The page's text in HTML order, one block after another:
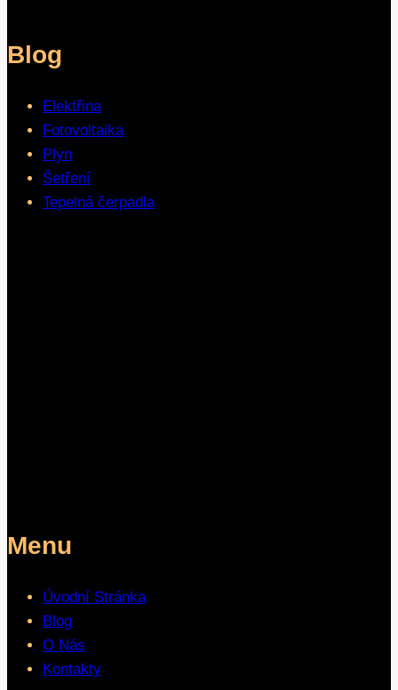
Blog
Elektřina
Fotovoltaika
Plyn
Šetření
Tepelná čerpadla
Menu
Úvodní Stránka
Blog
O Nás
Kontakty